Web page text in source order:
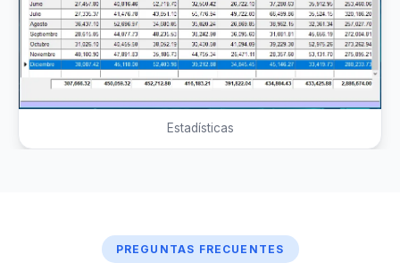
Estadísticas
PREGUNTAS FRECUENTES